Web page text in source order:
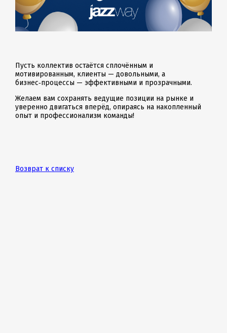
Пусть коллектив остаётся сплочённым и
мотивированным, клиенты — довольными, а
бизнес‑процессы — эффективными и прозрачными.
Желаем вам сохранять ведущие позиции на рынке и
уверенно двигаться вперёд, опираясь на накопленный
опыт и профессионализм команды!
Возврат к списку